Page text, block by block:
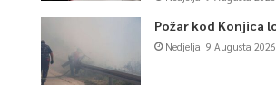
Požar kod Konjica
Nedjelja, 9 Augusta